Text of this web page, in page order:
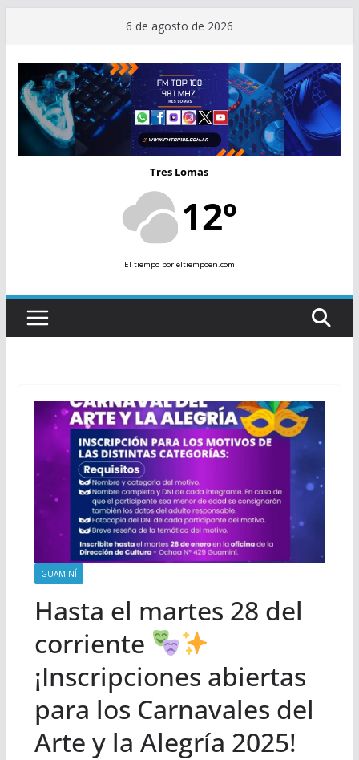
contenido
6 de agosto de 2026
Tres Lomas
12º
El tiempopor eltiempoen.com
GUAMINÍ
Hasta el martes 28 del
corriente
¡Inscripciones abiertas
para los Carnavales del
Arte y la Alegría 2025!